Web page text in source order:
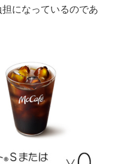
になっているのであ